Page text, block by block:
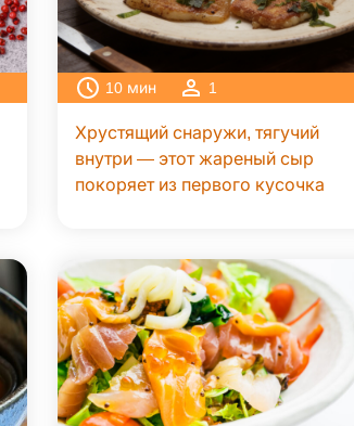
10 мин 1
Хрустящий снаружи, тягучий
внутри — этот жареный сыр
покоряет из первого кусочка